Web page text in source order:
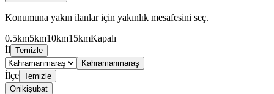
Konumuna yakın ilanlar için yakınlık mesafesini seç.
0.5km5km10km15kmKapalı
İl Temizle
Kahramanmaraş
İlçe Temizle
Onikişubat